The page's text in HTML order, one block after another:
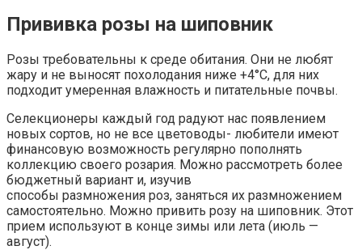
Прививка розы на шиповник
Розы требовательны к среде обитания. Они не любят
жару и не выносят похолодания ниже +4°C, для них
подходит умеренная влажность и питательные почвы.
Селекционеры каждый год радуют нас появлением
новых сортов, но не все цветоводы- любители имеют
финансовую возможность регулярно пополнять
коллекцию своего розария. Можно рассмотреть более
бюджетный вариант и, изучив
способы размножения роз, заняться их размножением
самостоятельно. Можно привить розу на шиповник. Этот
прием используют в конце зимы или лета (июль —
август).